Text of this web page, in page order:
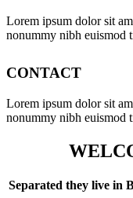
Lorem ipsum dolor sit
nonummy nibh euismod
CONTACT
Lorem ipsum dolor sit
nonummy nibh euismod
Separated they live in